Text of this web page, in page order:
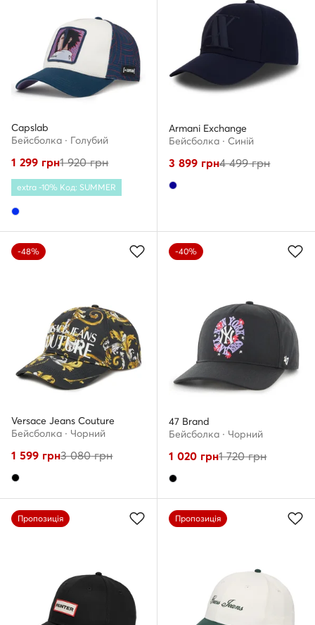
Capslab
Бейсболка · Голубий
1 299 грн1 920грн
extra -10% Код: SUMMER
Armani Exchange
Бейсболка · Cиній
3 899 грн4 499грн
-48%
Versace Jeans Couture
Бейсболка · Чорний
1 599 грн3 080грн
-40%
47 Brand
Бейсболка · Чорний
1 020 грн1 720грн
Пропозиція Пропозиція